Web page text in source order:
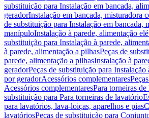
substituição para Instalação em bancada,
geradorInstalação em bancada, misturadora
de substituição para Instalação em bancada,
manípuloInstalação à parede, alimentação
substituição para Instalação à parede,
à parede, alimentação a pilhasPeças de
parede, alimentação a pilhasInstalação à
geradorPeças de substituição para
por geradorAcessórios complementares
Acessórios complementaresPara torneiras
substituição para Para torneiras de lavatório
para lavatórios, lava-loiças, aparelhos e pias
lavatóriosPeças de substituição para